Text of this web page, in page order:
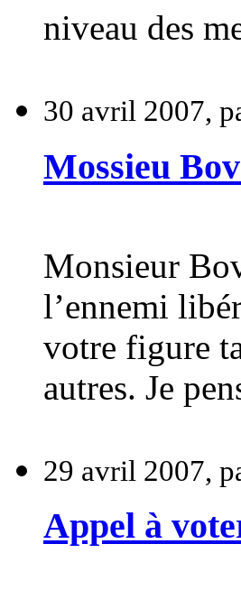
niveau des
30 avril 2007,
Mossieu
Monsieur
l’ennemi
votre figure
autres. Je
29 avril 2007,
Appel à